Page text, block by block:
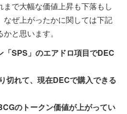
で大幅な価値上昇も下落もし
なぜ上がったかに関しては下記
と思います。
「SPS」のエアドロ項目でDEC
切れて、現在DECで購入できる
のトークン価値が上がってい